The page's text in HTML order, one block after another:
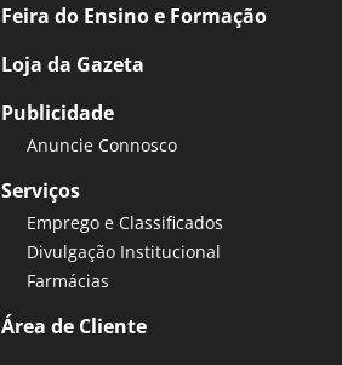
Feira do Ensino e Formação
Loja da Gazeta
Publicidade
Anuncie Connosco
Serviços
Emprego e Classificados
Divulgação Institucional
Farmácias
Área de Cliente